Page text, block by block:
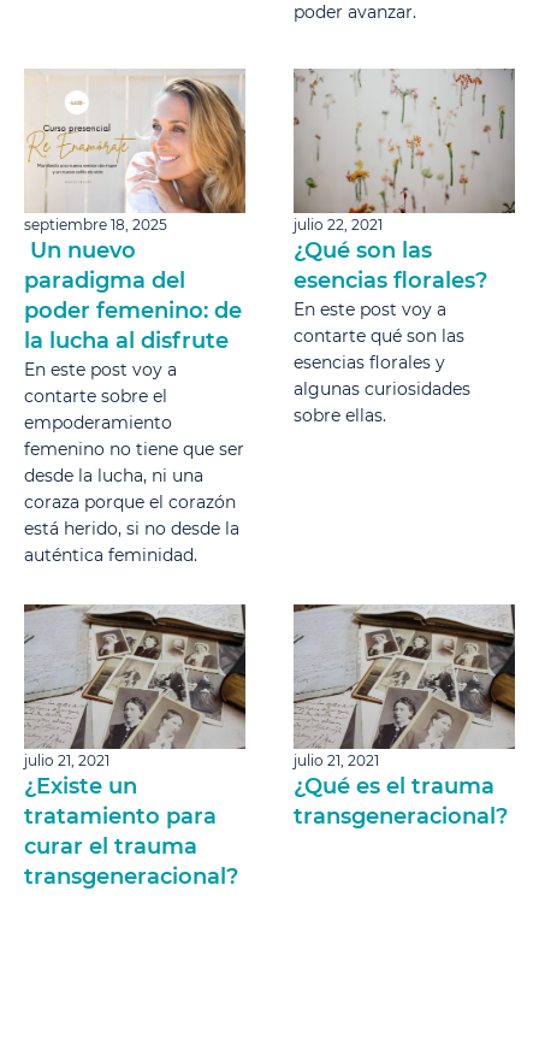
poder avanzar.
septiembre 18, 2025
Un nuevo
paradigma del
poder femenino: de
la lucha al disfrute
En este post voy a
contarte sobre el
empoderamiento
femenino no tiene que ser
desde la lucha, ni una
coraza porque el corazón
está herido, si no desde la
auténtica feminidad.
julio 22, 2021
¿Qué son las
esencias florales?
En este post voy a
contarte qué son las
esencias florales y
algunas curiosidades
sobre ellas.
julio 21, 2021
¿Existe un
tratamiento para
curar el trauma
transgeneracional?
julio 21, 2021
¿Qué es el trauma
transgeneracional?